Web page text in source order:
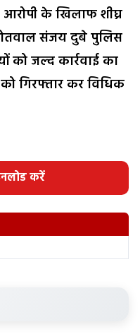
के खिलाफ शीघ्र
संजय दुबे पुलिस
को जल्द कार्रवाई का
गिरफ्तार कर विधिक
करें